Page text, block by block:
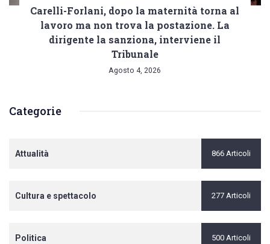
Carelli-Forlani, dopo la maternità torna al
lavoro ma non trova la postazione. La
dirigente la sanziona, interviene il
Tribunale
Agosto 4, 2026
Categorie
Attualità 866 Articoli
Cultura e spettacolo 277 Articoli
Politica 500 Articoli